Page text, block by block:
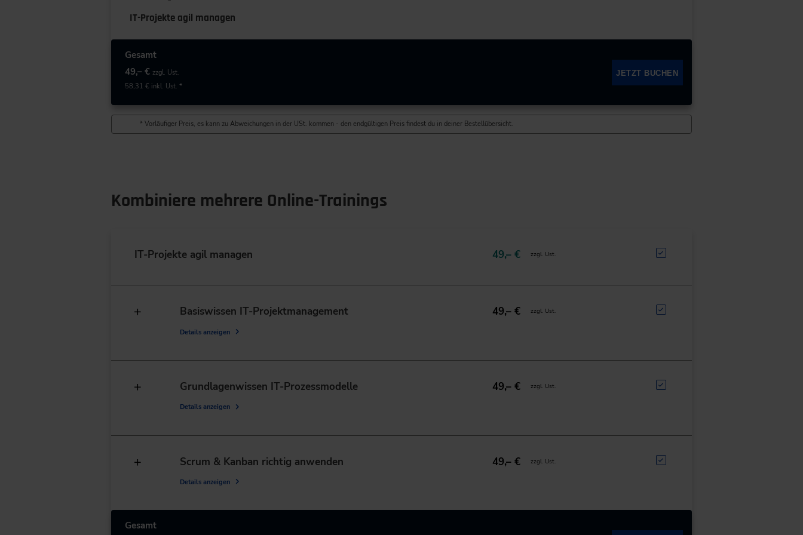
IT-Projekte agil managen
Gesamt
49,– € zzgl. Ust.
58,31 € inkl. Ust. *
JETZT BUCHEN
* Vorläufiger Preis, es kann zu Abweichungen in der USt. kommen - den endgültigen Preis findest du in deiner Bestellübersicht.
Kombiniere mehrere Online-Trainings
IT-Projekte agil managen 49,– € zzgl. Ust.
Basiswissen IT-Projektmanagement
Details anzeigen
49,– € zzgl. Ust.
Grundlagenwissen IT-Prozessmodelle
Details anzeigen
49,– € zzgl. Ust.
Scrum & Kanban richtig anwenden
Details anzeigen
49,– € zzgl. Ust.
Gesamt